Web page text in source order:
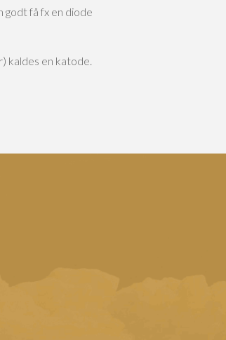
få fx en diode
kaldes en katode.